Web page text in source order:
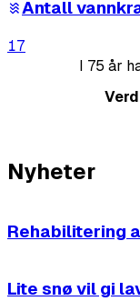
Antall
17
I 75 år
Nyheter
Rehabilitering
Lite snø vil gi